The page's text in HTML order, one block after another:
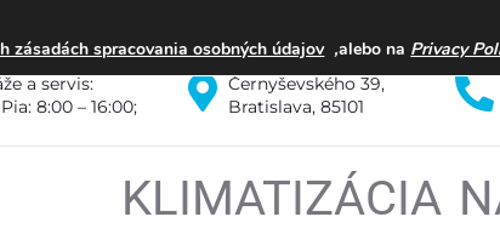
a servis:
8:00 – 16:00;
Černyševského 39,
Bratislava, 85101
KLIMATIZÁCIA
zásadách spracovania osobných údajov,alebo na Privacy